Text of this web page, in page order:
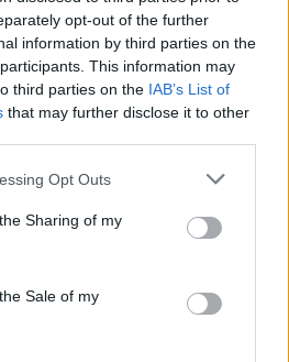
opt-out of the further
information by third parties on the
This information may
third parties on the IAB’s List of
that may further disclose it to other
Opt Outs
Sharing of my
Sale of my
Vinicius Jr., synon me
vendosmëri sulmuesin e
Evertonit
Pasi ia mori Rodrin Realit,
të një tjetër transferimi të
madh